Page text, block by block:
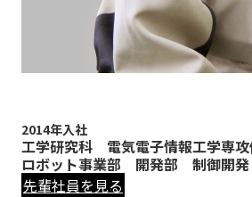
2014年入社
工学研究科 電気電子情報工学専攻
ロボット事業部 開発部 制御開発
先輩社員を見る